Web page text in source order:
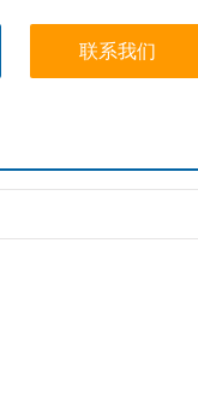
定时器 2511型ASI电缆
联系我们